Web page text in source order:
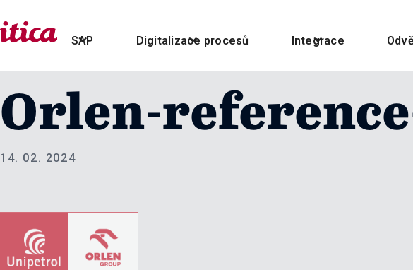
SAP Digitalizace procesů Integrace
Orlen-
14. 02. 2024